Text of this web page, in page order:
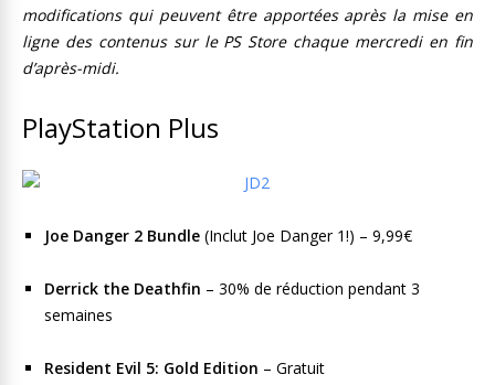
modifications qui peuvent être apportées après la mise en
ligne des contenus sur le PS Store chaque mercredi en fin
d’après-midi.
PlayStation Plus
Joe Danger 2 Bundle (Inclut Joe Danger 1!) – 9,99€
Derrick the Deathfin – 30% de réduction pendant 3
semaines
Resident Evil 5: Gold Edition – Gratuit